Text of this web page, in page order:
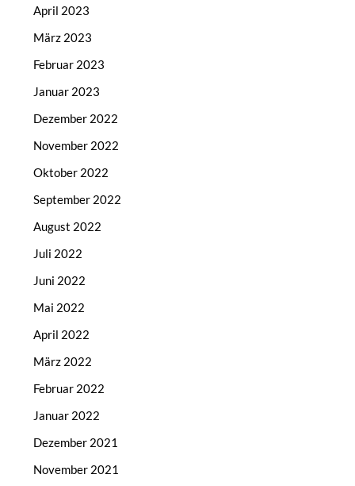
April 2023
März 2023
Februar 2023
Januar 2023
Dezember 2022
November 2022
Oktober 2022
September 2022
August 2022
Juli 2022
Juni 2022
Mai 2022
April 2022
März 2022
Februar 2022
Januar 2022
Dezember 2021
November 2021